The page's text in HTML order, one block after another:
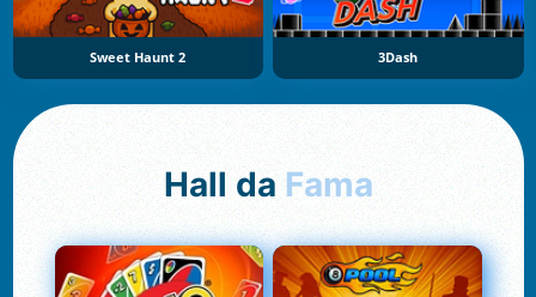
Sweet Haunt 2 3Dash
Hall da Fama